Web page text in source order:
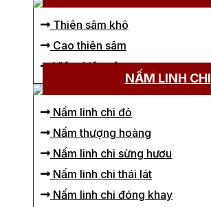
Thiên sâm khô
Cao thiên sâm
Viên thiên sâm
NẤM LINH CHI
Nấm linh chi đỏ
Nấm thượng hoàng
Nấm linh chi sừng hươu
Nấm linh chi thái lát
Nấm linh chi đóng khay